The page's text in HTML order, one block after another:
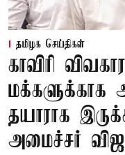
தமிழக செய்திகள்
காவிரி
மக்களுக்காக
தயாராக
அமைச்சர்